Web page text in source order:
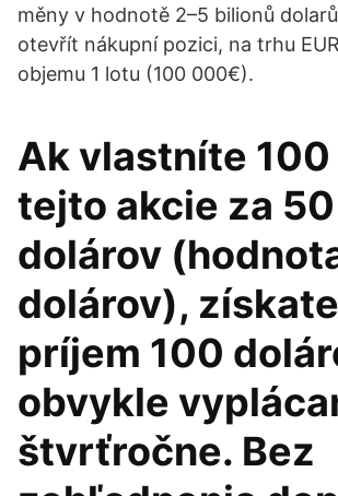
měny v hodnotě 2–5 bilionů
otevřít nákupní pozici, na trhu
objemu 1 lotu (100 000€).
Ak vlastníte 100
tejto akcie za 50
dolárov
dolárov),
príjem 100
obvykle
štvrťročne. Bez